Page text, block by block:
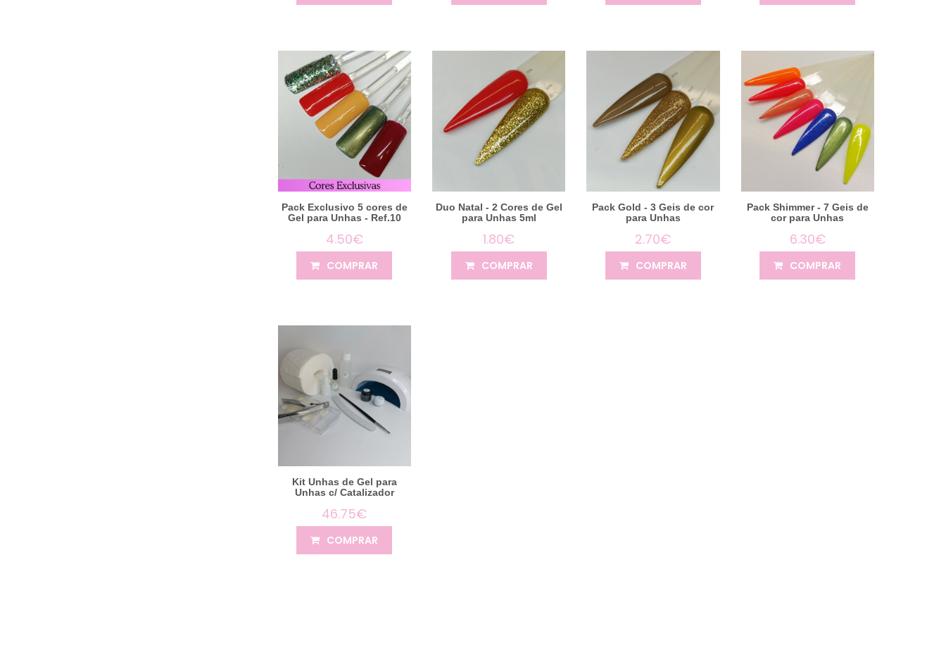
Pack Exclusivo 5 cores de
Gel para Unhas - Ref.10
4.50€
COMPRAR
Duo Natal - 2 Cores de Gel
para Unhas 5ml
1.80€
COMPRAR
Pack Gold - 3 Geis de cor
para Unhas
2.70€
COMPRAR
Pack Shimmer - 7 Geis de
cor para Unhas
6.30€
COMPRAR
Kit Unhas de Gel para
Unhas c/ Catalizador
46.75€
COMPRAR